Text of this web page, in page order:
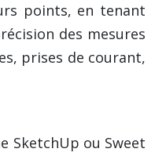
points, en tenant
des mesures
prises de courant,
SketchUp ou Sweet